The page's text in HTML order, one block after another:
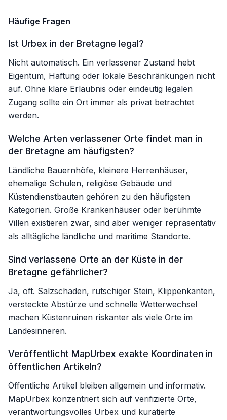
Häufige Fragen
Ist Urbex in der Bretagne legal?
Nicht automatisch. Ein verlassener Zustand hebt
Eigentum, Haftung oder lokale Beschränkungen nicht
auf. Ohne klare Erlaubnis oder eindeutig legalen
Zugang sollte ein Ort immer als privat betrachtet
werden.
Welche Arten verlassener Orte findet man in
der Bretagne am häufigsten?
Ländliche Bauernhöfe, kleinere Herrenhäuser,
ehemalige Schulen, religiöse Gebäude und
Küstendienstbauten gehören zu den häufigsten
Kategorien. Große Krankenhäuser oder berühmte
Villen existieren zwar, sind aber weniger repräsentativ
als alltägliche ländliche und maritime Standorte.
Sind verlassene Orte an der Küste in der
Bretagne gefährlicher?
Ja, oft. Salzschäden, rutschiger Stein, Klippenkanten,
versteckte Abstürze und schnelle Wetterwechsel
machen Küstenruinen riskanter als viele Orte im
Landesinneren.
Veröffentlicht MapUrbex exakte Koordinaten in
öffentlichen Artikeln?
Öffentliche Artikel bleiben allgemein und informativ.
MapUrbex konzentriert sich auf verifizierte Orte,
verantwortungsvolles Urbex und kuratierte